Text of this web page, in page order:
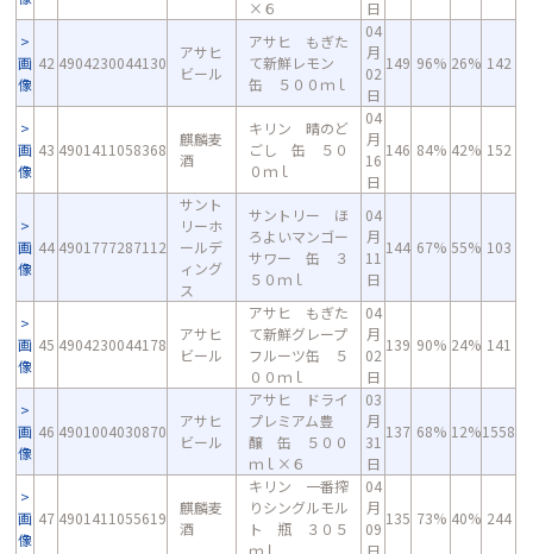
×６
日
画
像
42 4904230044130
アサヒ
ビール
アサヒ もぎた
て新鮮レモン
缶 ５００ｍｌ
04
月
02
日
149 96% 26% 142
画
像
43 4901411058368
麒麟麦
酒
キリン 晴のど
ごし 缶 ５０
０ｍｌ
04
月
16
日
146 84% 42% 152
画
像
44 4901777287112
サント
リーホ
ールデ
ィング
ス
サントリー ほ
ろよいマンゴー
サワー 缶 ３
５０ｍｌ
04
月
11
日
144 67% 55% 103
画
像
45 4904230044178
アサヒ
ビール
アサヒ もぎた
て新鮮グレープ
フルーツ缶 ５
００ｍｌ
04
月
02
日
139 90% 24% 141
画
像
46 4901004030870
アサヒ
ビール
アサヒ ドライ
プレミアム豊
醸 缶 ５００
ｍｌ×６
03
月
31
日
137 68% 12%1558
画
像
47 4901411055619
麒麟麦
酒
キリン 一番搾
りシングルモル
ト 瓶 ３０５
ｍｌ
04
月
09
日
135 73% 40% 244